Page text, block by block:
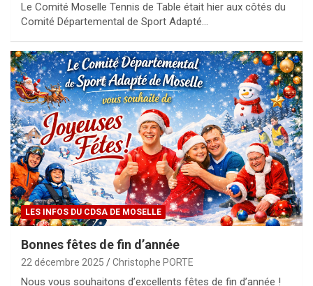
Le Comité Moselle Tennis de Table était hier aux côtés du
Comité Départemental de Sport Adapté…
LES INFOS DU CDSA DE MOSELLE
Bonnes fêtes de fin d’année
22 décembre 2025 Christophe PORTE
Nous vous souhaitons d’excellents fêtes de fin d’année !